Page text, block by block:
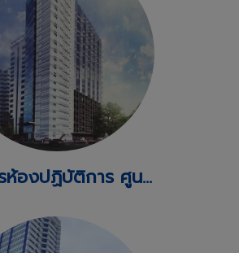
อาคารห้องปฏิบัติการ ศูนย์วิจัยและนวัตกรรมงานบริการ โรงพยาบาลจุฬาลงกรณ์ สภากาชาดไทย